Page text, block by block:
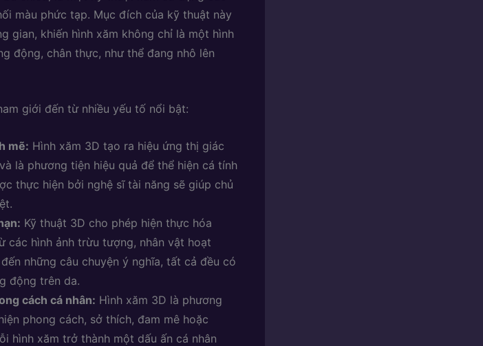
màu phức tạp. Mục đích của kỹ thuật này
gian, khiến hình xăm không chỉ là một hình
động, chân thực, như thể đang nhô lên
giới đến từ nhiều yếu tố nổi bật:
mẽ: Hình xăm 3D tạo ra hiệu ứng thị giác
là phương tiện hiệu quả để thể hiện cá tính
thực hiện bởi nghệ sĩ tài năng sẽ giúp chủ
Kỹ thuật 3D cho phép hiện thực hóa
các hình ảnh trừu tượng, nhân vật hoạt
những câu chuyện ý nghĩa, tất cả đều có
động trên da.
cách cá nhân: Hình xăm 3D là phương
phong cách, sở thích, đam mê hoặc
hình xăm trở thành một dấu ấn cá nhân